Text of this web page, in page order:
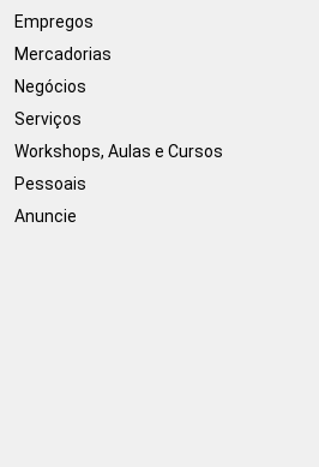
Empregos
Mercadorias
Negócios
Serviços
Workshops, Aulas e Cursos
Pessoais
Anuncie